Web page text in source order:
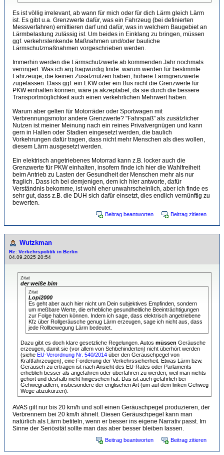
Es ist völlig irrelevant, ab wann für mich oder für dich Lärm gleich Lärm
ist. Es gibt u.a. Grenzwerte dafür, was ein Fahrzeug (bei definierten
Messverfahren) emittieren darf und dafür, was in welchem Baugebiet an
Lärmbelastung zulässig ist. Um beides in Einklang zu bringen, müssen
ggf. verkehrslenkende Maßnahmen und/oder bauliche
Lärmschutzmaßnahmen vorgeschrieben werden.
Immerhin werden die Lärmschutzwerte ab kommenden Jahr nochmals
verringert. Was ich arg fragwürdig finde: warum werden für bestimmte
Fahrzeuge, die keinen Zusatznutzen haben, höhere Lärmgrenzwerte
zugelassen. Dass ggf. ein LKW oder ein Bus nicht die Grenzwerte für
PKW einhalten können, wäre ja akzeptabel, da sie durch die bessere
Transportmöglichkeit auch einen verkehrlichen Mehrwert haben.
Warum aber gelten für Motorräder oder Sportwagen mit
Verbrennungsmotor andere Grenzwerte? "Fahrspaß" als zusätzlicher
Nutzen ist meiner Meinung nach ein reines Privatvergnügen und kann
gern in Hallen oder Stadien eingesetzt werden, die baulich
Vorkehrungen dafür tragen, dass nicht mehr Menschen als dies wollen,
diesem Lärm ausgesetzt werden.
Ein elektrisch angetriebenes Motorrad kann z.B. locker auch die
Grenzwerte für PKW einhalten, insofern finde ich hier die Wahlfreiheit
beim Antrieb zu Lasten der Gesundheit der Menschen mehr als nur
fraglich. Dass ich bei demjenigen, dem ich hier antworte, dafür
Verständnis bekomme, ist wohl eher unwahrscheinlich, aber ich finde es
sehr gut, dass z.B. die DUH sich dafür einsetzt, dies endlich vernünftig zu
bewerten.
Beitrag beantworten Beitrag zitieren
Wutzkman
Re: Verkehrspolitik in Berlin
04.09.2025 20:54
Zitat
der weiße bim
Zitat
Lopi2000
Es geht aber auch hier nicht um Dein subjektives Empfinden, sondern
um meßbare Werte, die erhebliche gesundheitliche Beeinträchtigungen
zur Folge haben können. Indem ich sage, dass elektrisch angetriebene
Kfz über Rollgeräusche genug Lärm erzeugen, sage ich nicht aus, dass
jede Rollbewegung Lärm bedeutet.
Dazu gibt es doch klare gesetzliche Regelungen. Autos müssen Geräusche
erzeugen, damit sie (vor allem von Sehbehinderten) nicht überhört werden
(siehe EU-Verordnung Nr. 540/2014 über den Geräuschpegel von
Kraftfahrzeugen), eine Forderung der Verkehrssicherheit. Etwas Lärm bzw.
Geräusch zu ertragen ist nach Ansicht des EU-Rates oder Parlaments
erheblich besser als angefahren oder überfahren zu werden, weil man nichts
gehört und deshalb nicht hingesehen hat. Das ist auch gefährlich bei
Gehwegradlern, insbesondere der englischen Art (um auf dem linken Gehweg
Wege abzukürzen).
AVAS gilt nur bis 20 km/h und soll einen Geräuschpegel produzieren, der
Verbrennern bei 20 km/h ähnelt. Diesen Geräuschpegel kann man
natürlich als Lärm betiteln, wenn er besser ins eigene Narrativ passt. Im
Sinne der Seriösität sollte man das aber besser bleiben lassen.
Beitrag beantworten Beitrag zitieren